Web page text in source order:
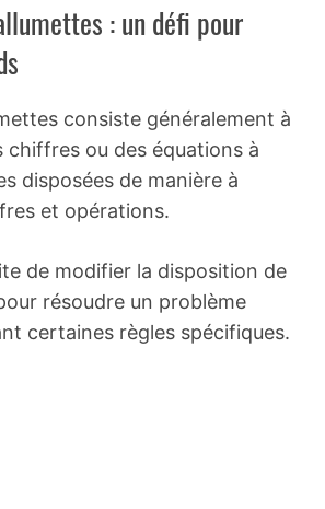
: un défi pour
consiste généralement à
chiffres ou des équations à
disposées de manière à
et opérations.
de modifier la disposition de
résoudre un problème
certaines règles spécifiques.